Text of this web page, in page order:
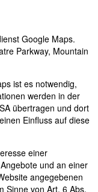
Google Maps.
Parkway, Mountain
ist es notwendig,
werden in der
übertragen und dort
Einfluss auf diese
einer
und an einer
angegebenen
Sinne von Art. 6 Abs.